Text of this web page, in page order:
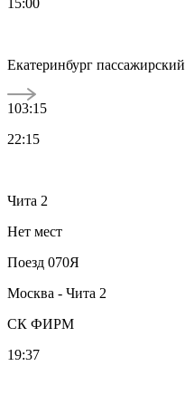
Екатеринбург пассажирский
103:15
22:15
Чита 2
Нет мест
Поезд 070Я
Москва - Чита 2
СК ФИРМ
19:37